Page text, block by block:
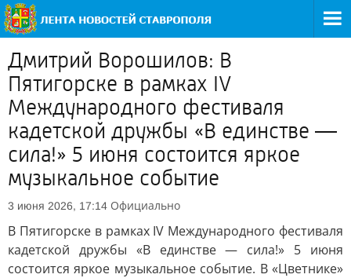
Дмитрий Ворошилов: В
Пятигорске в рамках IV
Международного фестиваля
кадетской дружбы «В единстве —
сила!» 5 июня состоится яркое
музыкальное событие
3 июня 2026, 17:14 Официально
В Пятигорске в рамках IV Международного фестиваля
кадетской дружбы «В единстве — сила!» 5 июня
состоится яркое музыкальное событие. В «Цветнике»